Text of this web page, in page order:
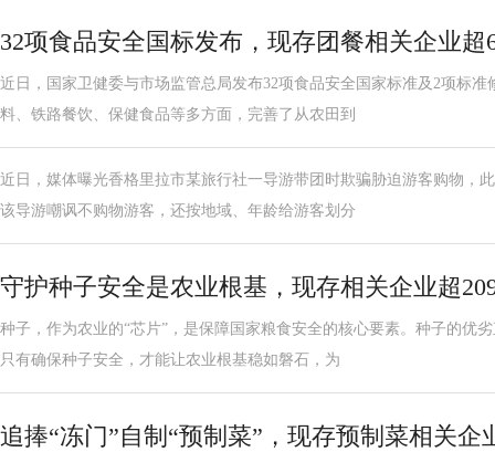
32项食品安全国标发布，现存团餐相关企业超
近日，国家卫健委与市场监管总局发布32项食品安全国家标准及2项标
料、铁路餐饮、保健食品等多方面，完善了从农田到
近日，媒体曝光香格里拉市某旅行社一导游带团时欺骗胁迫游客购物，
该导游嘲讽不购物游客，还按地域、年龄给游客划分
守护种子安全是农业根基，现存相关企业超
种子，作为农业的“芯片”，是保障国家粮食安全的核心要素。种子的优
只有确保种子安全，才能让农业根基稳如磐石，为
追捧“冻门”自制“预制菜”，现存预制菜相关企